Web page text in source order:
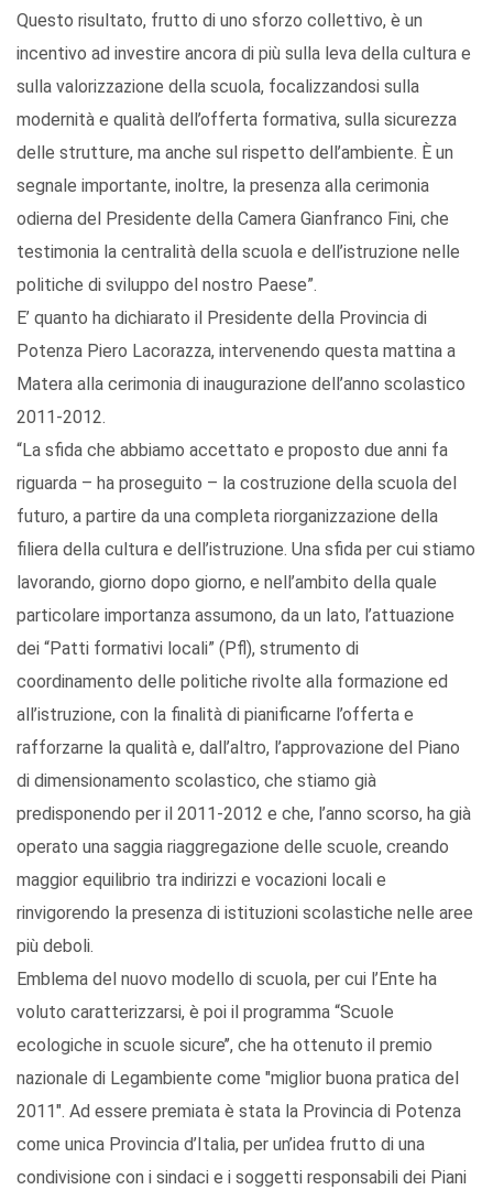
Questo risultato, frutto di uno sforzo collettivo, è un
incentivo ad investire ancora di più sulla leva della cultura e
sulla valorizzazione della scuola, focalizzandosi sulla
modernità e qualità dell’offerta formativa, sulla sicurezza
delle strutture, ma anche sul rispetto dell’ambiente. È un
segnale importante, inoltre, la presenza alla cerimonia
odierna del Presidente della Camera Gianfranco Fini, che
testimonia la centralità della scuola e dell’istruzione nelle
politiche di sviluppo del nostro Paese”.
E’ quanto ha dichiarato il Presidente della Provincia di
Potenza Piero Lacorazza, intervenendo questa mattina a
Matera alla cerimonia di inaugurazione dell’anno scolastico
2011-2012.
“La sfida che abbiamo accettato e proposto due anni fa
riguarda – ha proseguito – la costruzione della scuola del
futuro, a partire da una completa riorganizzazione della
filiera della cultura e dell’istruzione. Una sfida per cui stiamo
lavorando, giorno dopo giorno, e nell’ambito della quale
particolare importanza assumono, da un lato, l’attuazione
dei “Patti formativi locali” (Pfl), strumento di
coordinamento delle politiche rivolte alla formazione ed
all’istruzione, con la finalità di pianificarne l’offerta e
rafforzarne la qualità e, dall’altro, l’approvazione del Piano
di dimensionamento scolastico, che stiamo già
predisponendo per il 2011-2012 e che, l’anno scorso, ha già
operato una saggia riaggregazione delle scuole, creando
maggior equilibrio tra indirizzi e vocazioni locali e
rinvigorendo la presenza di istituzioni scolastiche nelle aree
più deboli.
Emblema del nuovo modello di scuola, per cui l’Ente ha
voluto caratterizzarsi, è poi il programma “Scuole
ecologiche in scuole sicure’’, che ha ottenuto il premio
nazionale di Legambiente come "miglior buona pratica del
2011". Ad essere premiata è stata la Provincia di Potenza
come unica Provincia d’Italia, per un’idea frutto di una
condivisione con i sindaci e i soggetti responsabili dei Piani